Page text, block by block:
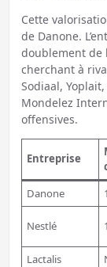
Cette
de Danone.
doublement de
cherchant à
Sodiaal,
Mondelez
offensives.
Entreprise
Danone
Nestlé
Lactalis